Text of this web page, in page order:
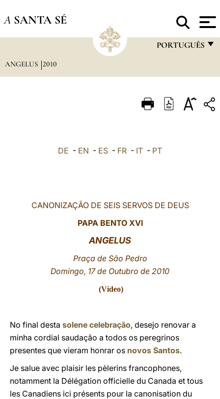
A SANTA SÉ
PORTUGUÊS
ITALIANO
ANGELUS 2010
DE - EN - ES - FR - IT - PT
CANONIZAÇÃO DE SEIS SERVOS DE DEUS
PAPA BENTO XVI
ANGELUS
Praça de São Pedro
Domingo, 17 de Outubro de 2010
(Vídeo)
No final desta solene celebração, desejo renovar a
minha cordial saudação a todos os peregrinos
presentes que vieram honrar os novos Santos.
Je salue avec plaisir les pèlerins francophones,
notamment la Délégation officielle du Canada et tous
les Canadiens ici présents pour la canonisation du